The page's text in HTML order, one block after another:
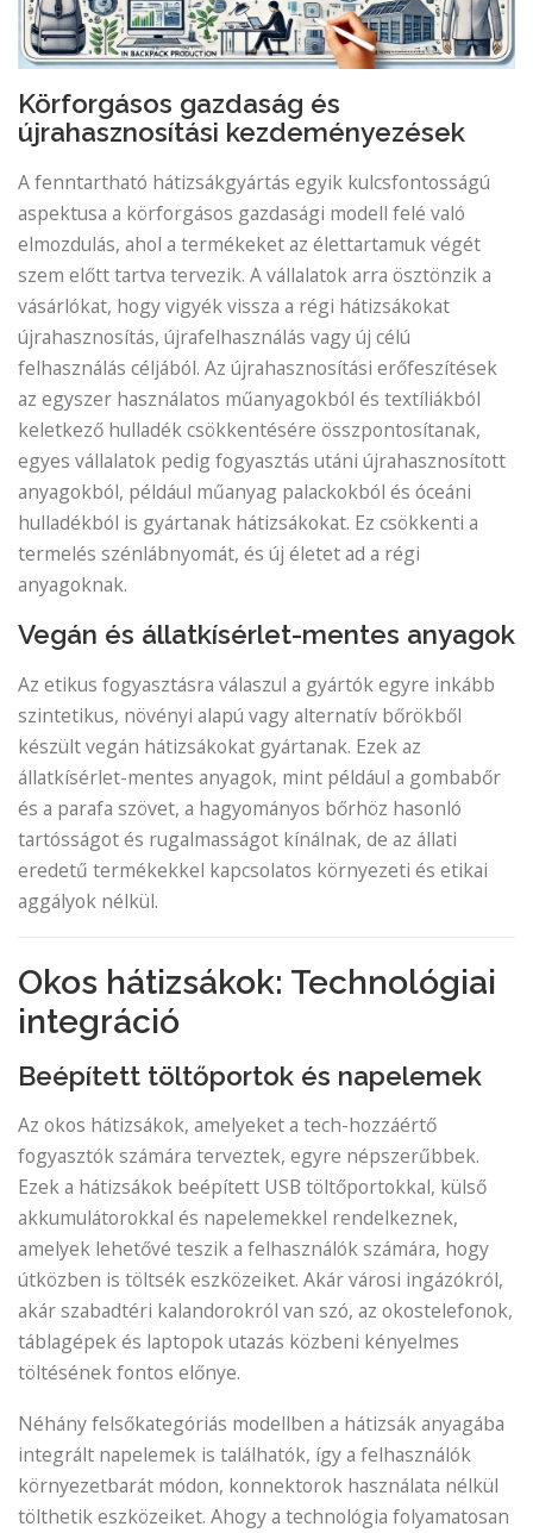
Körforgásos gazdaság és
újrahasznosítási kezdeményezések
A fenntartható hátizsákgyártás egyik kulcsfontosságú
aspektusa a körforgásos gazdasági modell felé való
elmozdulás, ahol a termékeket az élettartamuk végét
szem előtt tartva tervezik. A vállalatok arra ösztönzik a
vásárlókat, hogy vigyék vissza a régi hátizsákokat
újrahasznosítás, újrafelhasználás vagy új célú
felhasználás céljából. Az újrahasznosítási erőfeszítések
az egyszer használatos műanyagokból és textíliákból
keletkező hulladék csökkentésére összpontosítanak,
egyes vállalatok pedig fogyasztás utáni újrahasznosított
anyagokból, például műanyag palackokból és óceáni
hulladékból is gyártanak hátizsákokat. Ez csökkenti a
termelés szénlábnyomát, és új életet ad a régi
anyagoknak.
Vegán és állatkísérlet-mentes anyagok
Az etikus fogyasztásra válaszul a gyártók egyre inkább
szintetikus, növényi alapú vagy alternatív bőrökből
készült vegán hátizsákokat gyártanak. Ezek az
állatkísérlet-mentes anyagok, mint például a gombabőr
és a parafa szövet, a hagyományos bőrhöz hasonló
tartósságot és rugalmasságot kínálnak, de az állati
eredetű termékekkel kapcsolatos környezeti és etikai
aggályok nélkül.
Okos hátizsákok: Technológiai
integráció
Beépített töltőportok és napelemek
Az okos hátizsákok, amelyeket a tech-hozzáértő
fogyasztók számára terveztek, egyre népszerűbbek.
Ezek a hátizsákok beépített USB töltőportokkal, külső
akkumulátorokkal és napelemekkel rendelkeznek,
amelyek lehetővé teszik a felhasználók számára, hogy
útközben is töltsék eszközeiket. Akár városi ingázókról,
akár szabadtéri kalandorokról van szó, az okostelefonok,
táblagépek és laptopok utazás közbeni kényelmes
töltésének fontos előnye.
Néhány felsőkategóriás modellben a hátizsák anyagába
integrált napelemek is találhatók, így a felhasználók
környezetbarát módon, konnektorok használata nélkül
tölthetik eszközeiket. Ahogy a technológia folyamatosan